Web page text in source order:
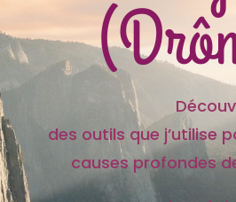
Découvrez
des outils que j’utilise
causes profondes